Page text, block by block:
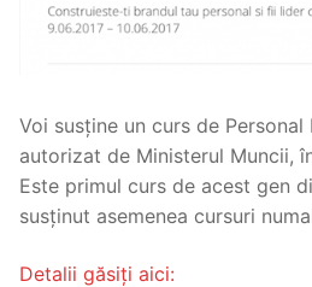
Voi susține un curs de Personal
autorizat de Ministerul Muncii,
Este primul curs de acest gen
susținut asemenea cursuri
Detalii găsiți aici: